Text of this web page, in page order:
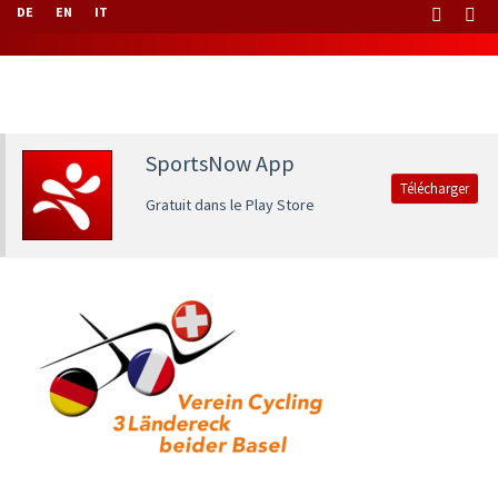
DE EN IT
SportsNow App
Gratuit dans le Play Store
Télécharger